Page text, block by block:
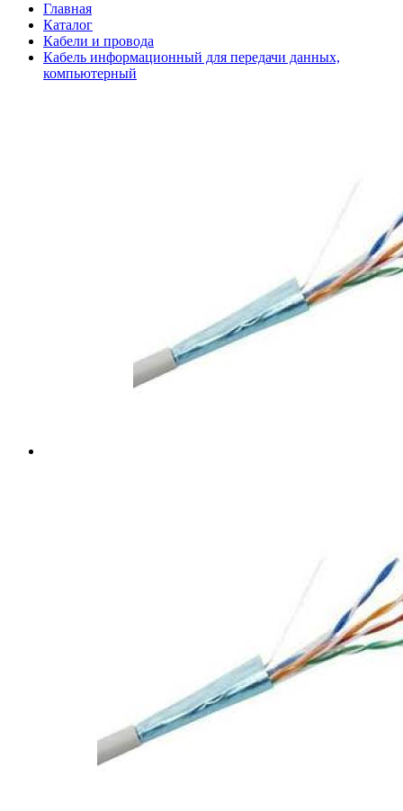
Главная
Каталог
Кабели и провода
Кабель информационный для передачи данных,
компьютерный